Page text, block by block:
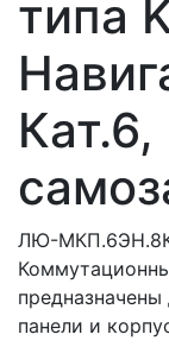
типа
Кат.6,
ЛЮ-
панели и